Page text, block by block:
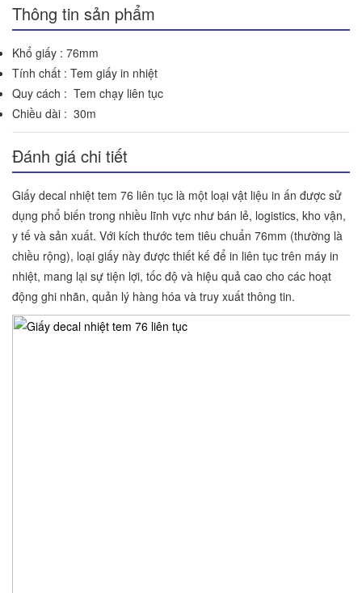
Thông tin sản phẩm
Khổ giấy : 76mm
Tính chất : Tem giấy in nhiệt
Quy cách : Tem chạy liên tục
Chiều dài : 30m
Đánh giá chi tiết
Giấy decal nhiệt tem 76 liên tục là một loại vật liệu in ấn được sử
dụng phổ biến trong nhiều lĩnh vực như bán lẻ, logistics, kho vận,
y tế và sản xuất. Với kích thước tem tiêu chuẩn 76mm (thường là
chiều rộng), loại giấy này được thiết kế để in liên tục trên máy in
nhiệt, mang lại sự tiện lợi, tốc độ và hiệu quả cao cho các hoạt
động ghi nhãn, quản lý hàng hóa và truy xuất thông tin.